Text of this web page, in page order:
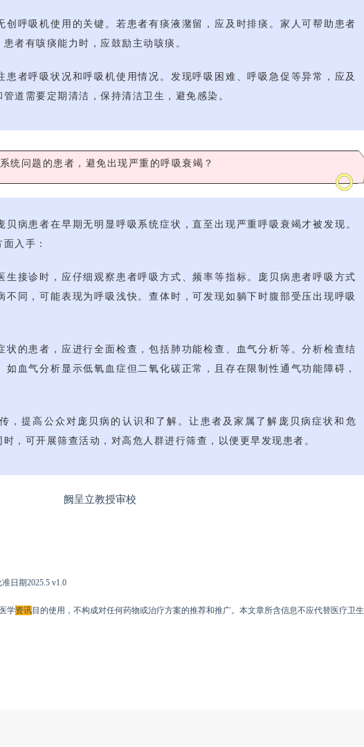
创呼吸机使用的关键。若患者有痰液潴留，应及时排痰。家人可帮助患者
者有咳痰能力时，应鼓励主动咳痰。
患者呼吸状况和呼吸机使用情况。发现呼吸困难、呼吸急促等异常，应及
道需要定期清洁，保持清洁卫生，避免感染。
统问题的患者，避免出现严重的呼吸衰竭？
贝病患者在早期无明显呼吸系统症状，直至出现严重呼吸衰竭才被发现。
入手：
生接诊时，应仔细观察患者呼吸方式、频率等指标。庞贝病患者呼吸方式
不同，可能表现为呼吸浅快。查体时，可发现如躺下时腹部受压出现呼吸
状的患者，应进行全面检查，包括肺功能检查、血气分析等。分析检查结
血气分析显示低氧血症但二氧化碳正常，且存在限制性通气功能障碍，
，提高公众对庞贝病的认识和了解。让患者及家属了解庞贝病症状和危
，可开展筛查活动，对高危人群进行筛查，以便更早发现患者。
阙呈立教授审校
日期2025.5 v1.0
学资讯目的使用，不构成对任何药物或治疗方案的推荐和推广。本文章所含信息不应代替医疗卫生